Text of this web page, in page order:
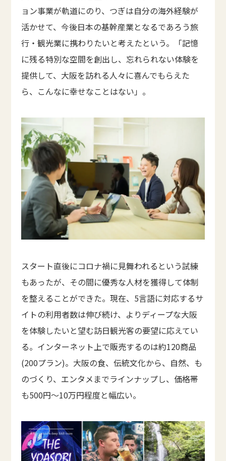
ョン事業が軌道にのり、つぎは自分の海外経験が
活かせて、今後日本の基幹産業となるであろう旅
行・観光業に携わりたいと考えたという。「記憶
に残る特別な空間を創出し、忘れられない体験を
提供して、大阪を訪れる人々に喜んでもらえた
ら、こんなに幸せなことはない」。
スタート直後にコロナ禍に見舞われるという試練
もあったが、その間に優秀な人材を獲得して体制
を整えることができた。現在、5言語に対応するサ
イトの利用者数は伸び続け、よりディープな大阪
を体験したいと望む訪日観光客の要望に応えてい
る。インターネット上で販売するのは約120商品
(200プラン)。大阪の食、伝統文化から、自然、も
のづくり、エンタメまでラインナップし、価格帯
も500円～10万円程度と幅広い。